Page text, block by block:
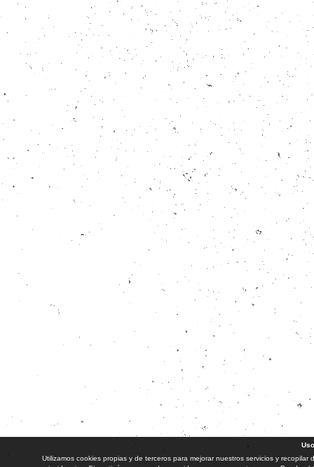
Utilizamos cookies propias y de terceros para mejorar nuestros servicios y